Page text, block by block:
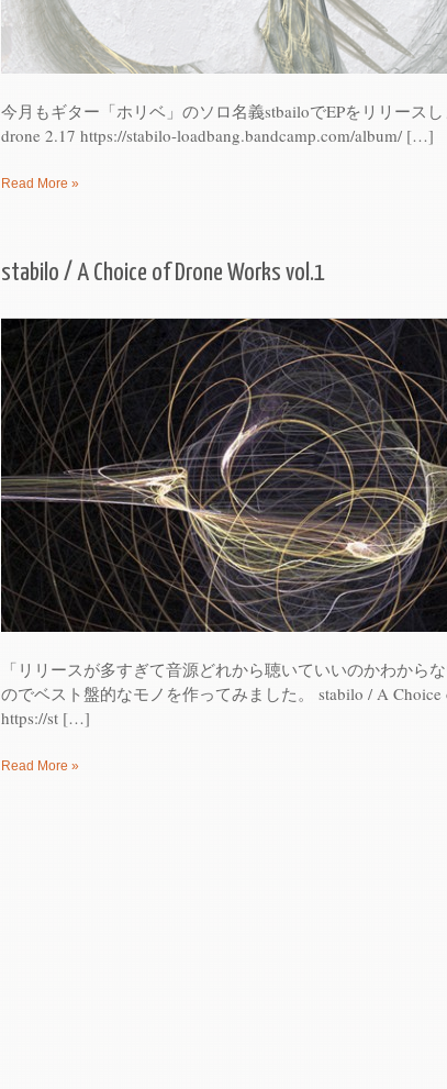
今月もギター「ホリベ」のソロ名義stbailoでEPをリリース
drone 2.17 https://stabilo-loadbang.bandcamp.com/album/ […]
Read More »
stabilo / A Choice of Drone Works vol​.​1
「リリースが多すぎて音源どれから聴いていいのかわから
のでベスト盤的なモノを作ってみました。 stabilo / A Choice
https://st […]
Read More »